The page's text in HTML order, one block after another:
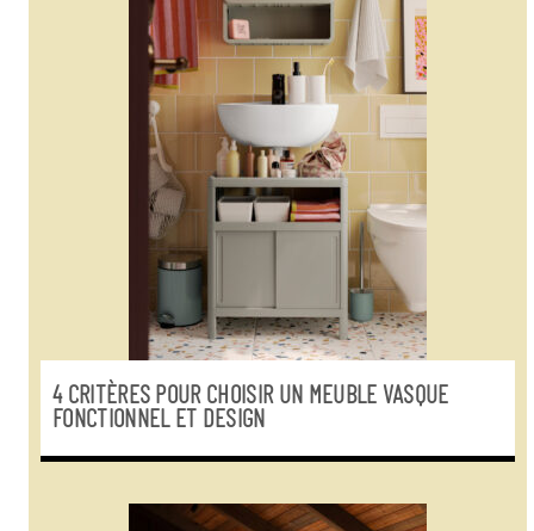
4 CRITÈRES POUR CHOISIR UN MEUBLE VASQUE
FONCTIONNEL ET DESIGN